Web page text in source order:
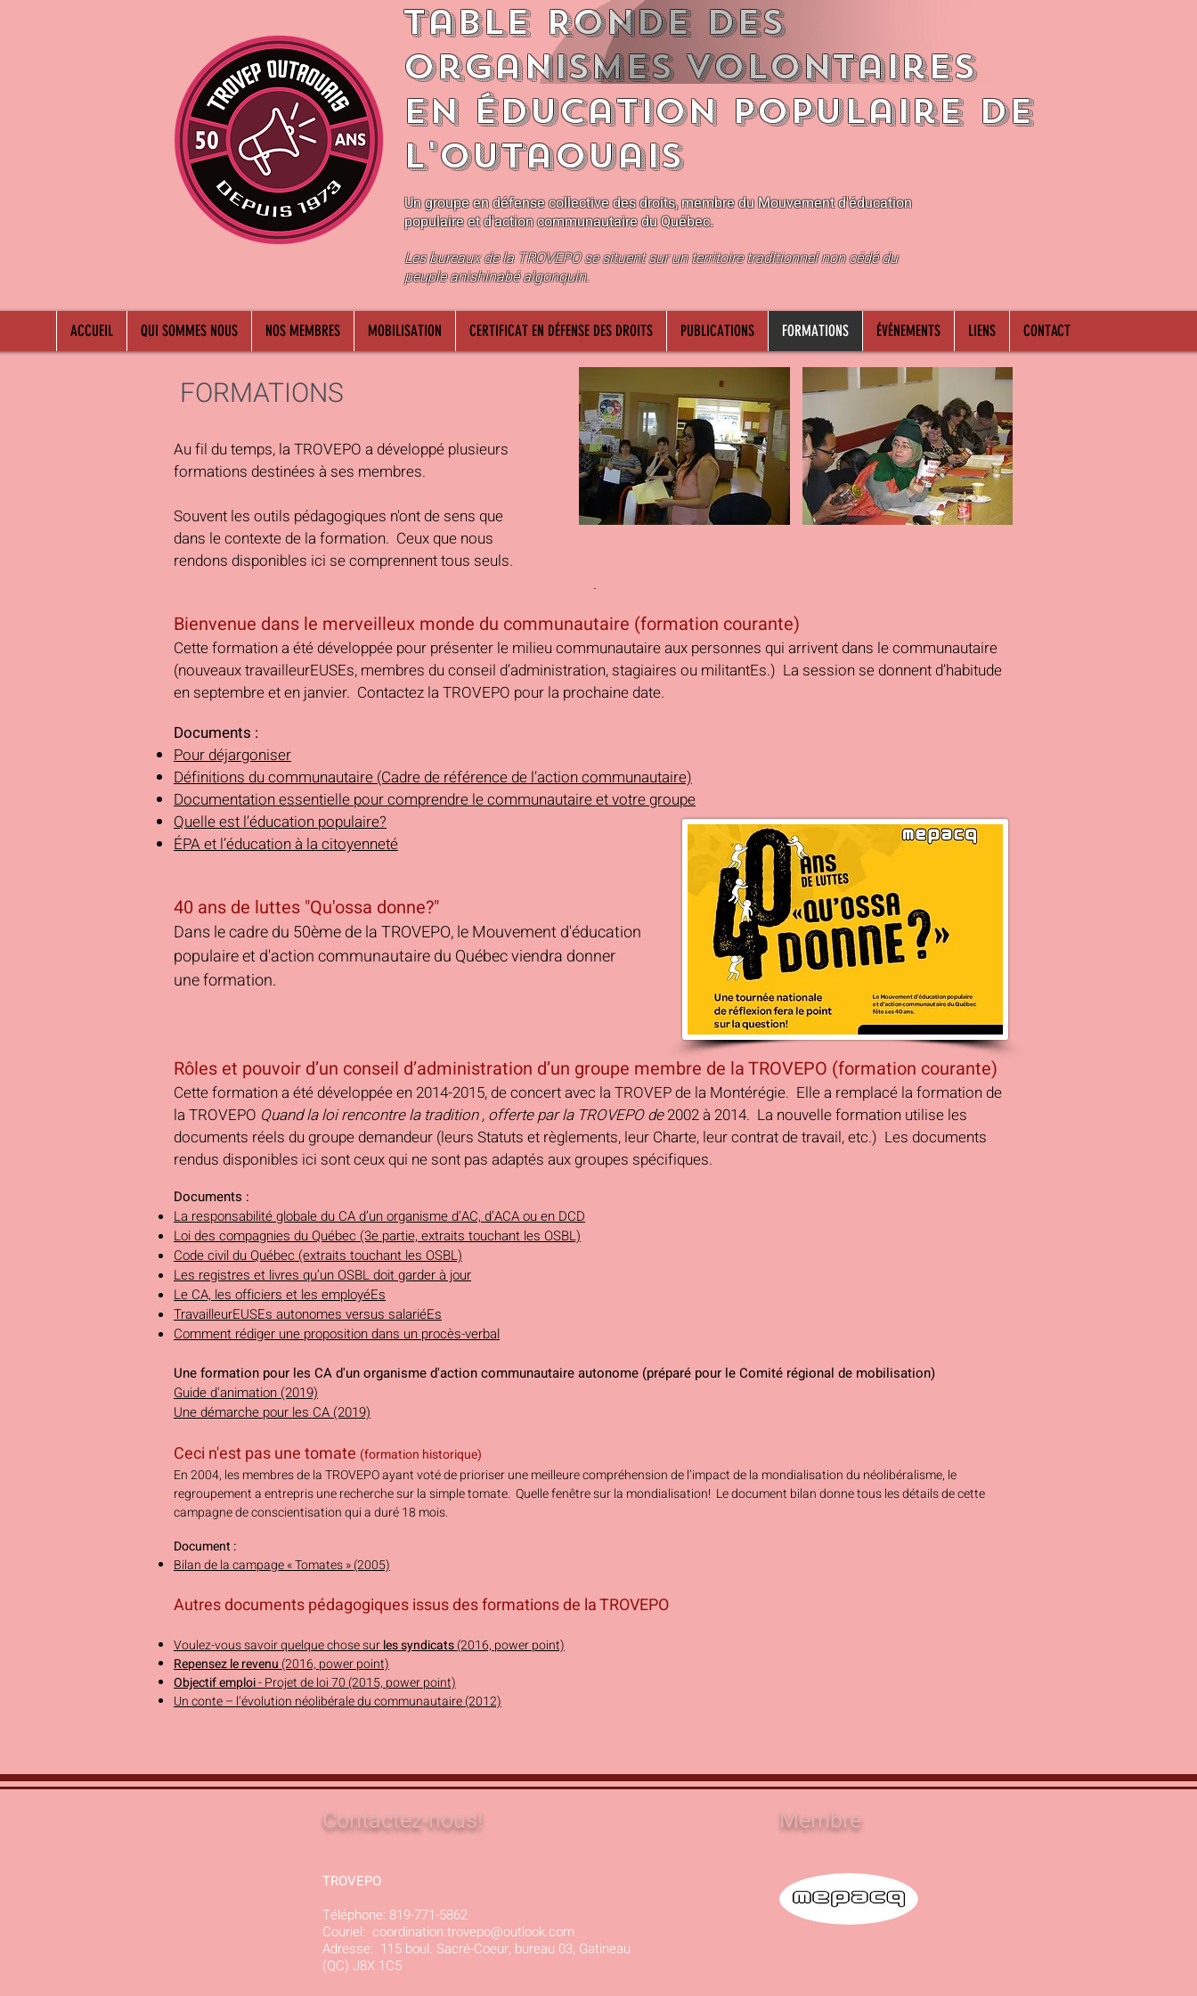
Table Ronde des
Organismes Volontaires
en Éducation Populaire de
l'Outaouais
Un groupe en défense collective des droits, membre du Mouvement d'éducation
populaire et d'action communautaire du Québec.
Les bureaux de la TROVEPO se situent sur un territoire traditionnel non cédé du
peuple anishinabé algonquin.
ACCUEIL QUI SOMMES NOUS NOS MEMBRES MOBILISATION CERTIFICAT EN DÉFENSE DES DROITS PUBLICATIONS FORMATIONS ÉVÉNEMENTS LIENS CONTACT
FORMATIONS
Au fil du temps, la TROVEPO a développé plusieurs
formations destinées à ses membres.
Souvent les outils pédagogiques n'ont de sens que
dans le contexte de la formation. Ceux que nous
rendons disponibles ici se comprennent tous seuls.
.
Bienvenue dans le merveilleux monde du communautaire (formation courante)
Cette formation a été développée pour présenter le milieu communautaire aux personnes qui arrivent dans le communautaire
(nouveaux travailleurEUSEs, membres du conseil d’administration, stagiaires ou militantEs.) La session se donnent d’habitude
en septembre et en janvier. Contactez la TROVEPO pour la prochaine date.
Documents :
Pour déjargoniser
Définitions du communautaire (Cadre de référence de l’action communautaire)
Documentation essentielle pour comprendre le communautaire et votre groupe
Quelle est l’éducation populaire?
ÉPA et l’éducation à la citoyenneté
40 ans de luttes "Qu'ossa donne?"
Dans le cadre du 50ème de la TROVEPO, le Mouvement d'éducation
populaire et d'action communautaire du Québec viendra donner
une formation.
Rôles et pouvoir d’un conseil d’administration d’un groupe membre de la TROVEPO (formation courante)
Cette formation a été développée en 2014-2015, de concert avec la TROVEP de la Montérégie. Elle a remplacé la formation de
la TROVEPO Quand la loi rencontre la tradition , offerte par la TROVEPO de2002 à 2014. La nouvelle formation utilise les
documents réels du groupe demandeur (leurs Statuts et règlements, leur Charte, leur contrat de travail, etc.) Les documents
rendus disponibles ici sont ceux qui ne sont pas adaptés aux groupes spécifiques.
Documents :
La responsabilité globale du CA d’un organisme d’AC, d’ACA ou en DCD
Loi des compagnies du Québec (3e partie, extraits touchant les OSBL)
Code civil du Québec (extraits touchant les OSBL)
Les registres et livres qu’un OSBL doit garder à jour
Le CA, les officiers et les employéEs
TravailleurEUSEs autonomes versus salariéEs
Comment rédiger une proposition dans un procès-verbal
Une formation pour les CA d'un organisme d'action communautaire autonome (préparé pour le Comité régional de mobilisation)
Guide d'animation (2019)
Une démarche pour les CA (2019)
Ceci n'est pas une tomate (formation historique)
En 2004, les membres de la TROVEPO ayant voté de prioriser une meilleure compréhension de l’impact de la mondialisation du néolibéralisme, le
regroupement a entrepris une recherche sur la simple tomate. Quelle fenêtre sur la mondialisation! Le document bilan donne tous les détails de cette
campagne de conscientisation qui a duré 18 mois.
Document :
Bilan de la campage « Tomates » (2005)
Autres documents pédagogiques issus des formations de la TROVEPO
Voulez-vous savoir quelque chose surles syndicats(2016, power point)
Repensez le revenu (2016, power point)
Objectif emploi- Projet de loi 70 (2015, power point)
Un conte – l’évolution néolibérale du communautaire (2012)
Contactez-nous!
TROVEPO
Téléphone: 819-771-5862
Couriel: coordination.trovepo@outlook.com
Adresse: 115 boul. Sacré-Coeur, bureau 03, Gatineau
(QC) J8X 1C5
Membre